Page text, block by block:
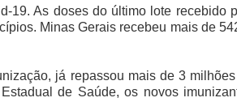
19. As doses do último lote recebido
Minas Gerais recebeu mais de
já repassou mais de 3
de Saúde, os novos